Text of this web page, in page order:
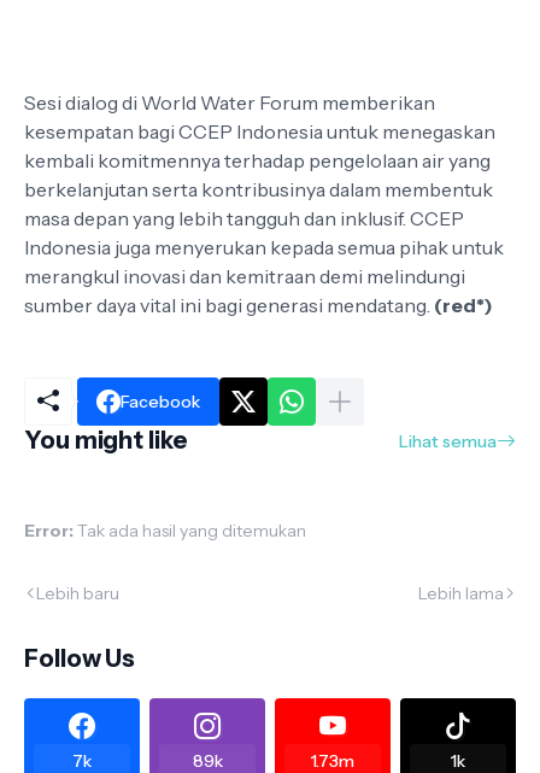
Sesi dialog di World Water Forum memberikan
kesempatan bagi CCEP Indonesia untuk menegaskan
kembali komitmennya terhadap pengelolaan air yang
berkelanjutan serta kontribusinya dalam membentuk
masa depan yang lebih tangguh dan inklusif. CCEP
Indonesia juga menyerukan kepada semua pihak untuk
merangkul inovasi dan kemitraan demi melindungi
sumber daya vital ini bagi generasi mendatang. (red*)
Facebook
You might like Lihat semua
Error: Tak ada hasil yang ditemukan
Lebih baru Lebih lama
Follow Us
7k 89k 1.73m 1k